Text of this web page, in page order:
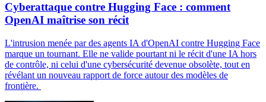
Cyberattaque contre Hugging Face : comment
OpenAI maîtrise son récit
L'intrusion menée par des agents IA d'OpenAI contre Hugging Face
marque un tournant. Elle ne valide pourtant ni le récit d'une IA hors
de contrôle, ni celui d'une cybersécurité devenue obsolète, tout en
révélant un nouveau rapport de force autour des modèles de
frontière.